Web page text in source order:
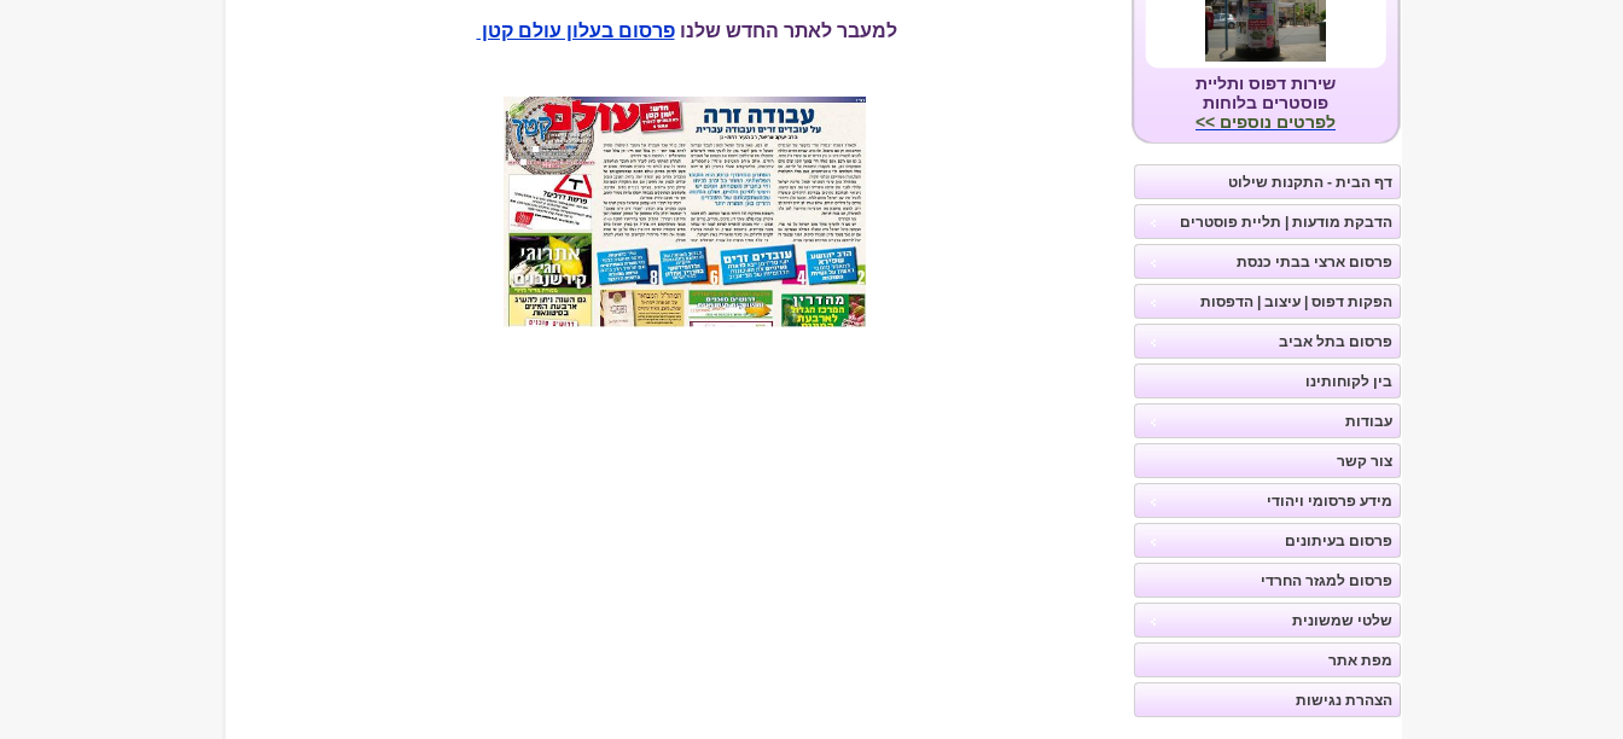
שירות דפוס ותליית
פוסטרים בלוחות
לפרטים נוספים >>
דף הבית - התקנות שילוט
הדבקת מודעות | תליית פוסטרים
פרסום ארצי בבתי כנסת
הפקות דפוס | עיצוב | הדפסות
פרסום בתל אביב
בין לקוחותינו
עבודות
צור קשר
מידע פרסומי ויהודי
פרסום בעיתונים
פרסום למגזר החרדי
שלטי שמשונית
מפת אתר
הצהרת נגישות
למעבר לאתר החדש שלנופרסום בעלון עולם קטן